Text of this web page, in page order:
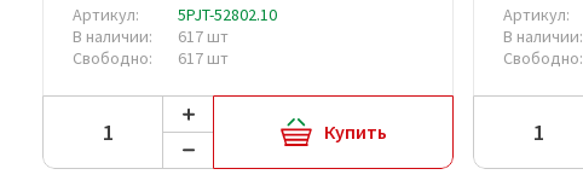
Артикул:
5PJT-52802.10
В наличии:
617 шт
Свободно:
617 шт
Купить
Артикул:
В наличии:
Свободно: